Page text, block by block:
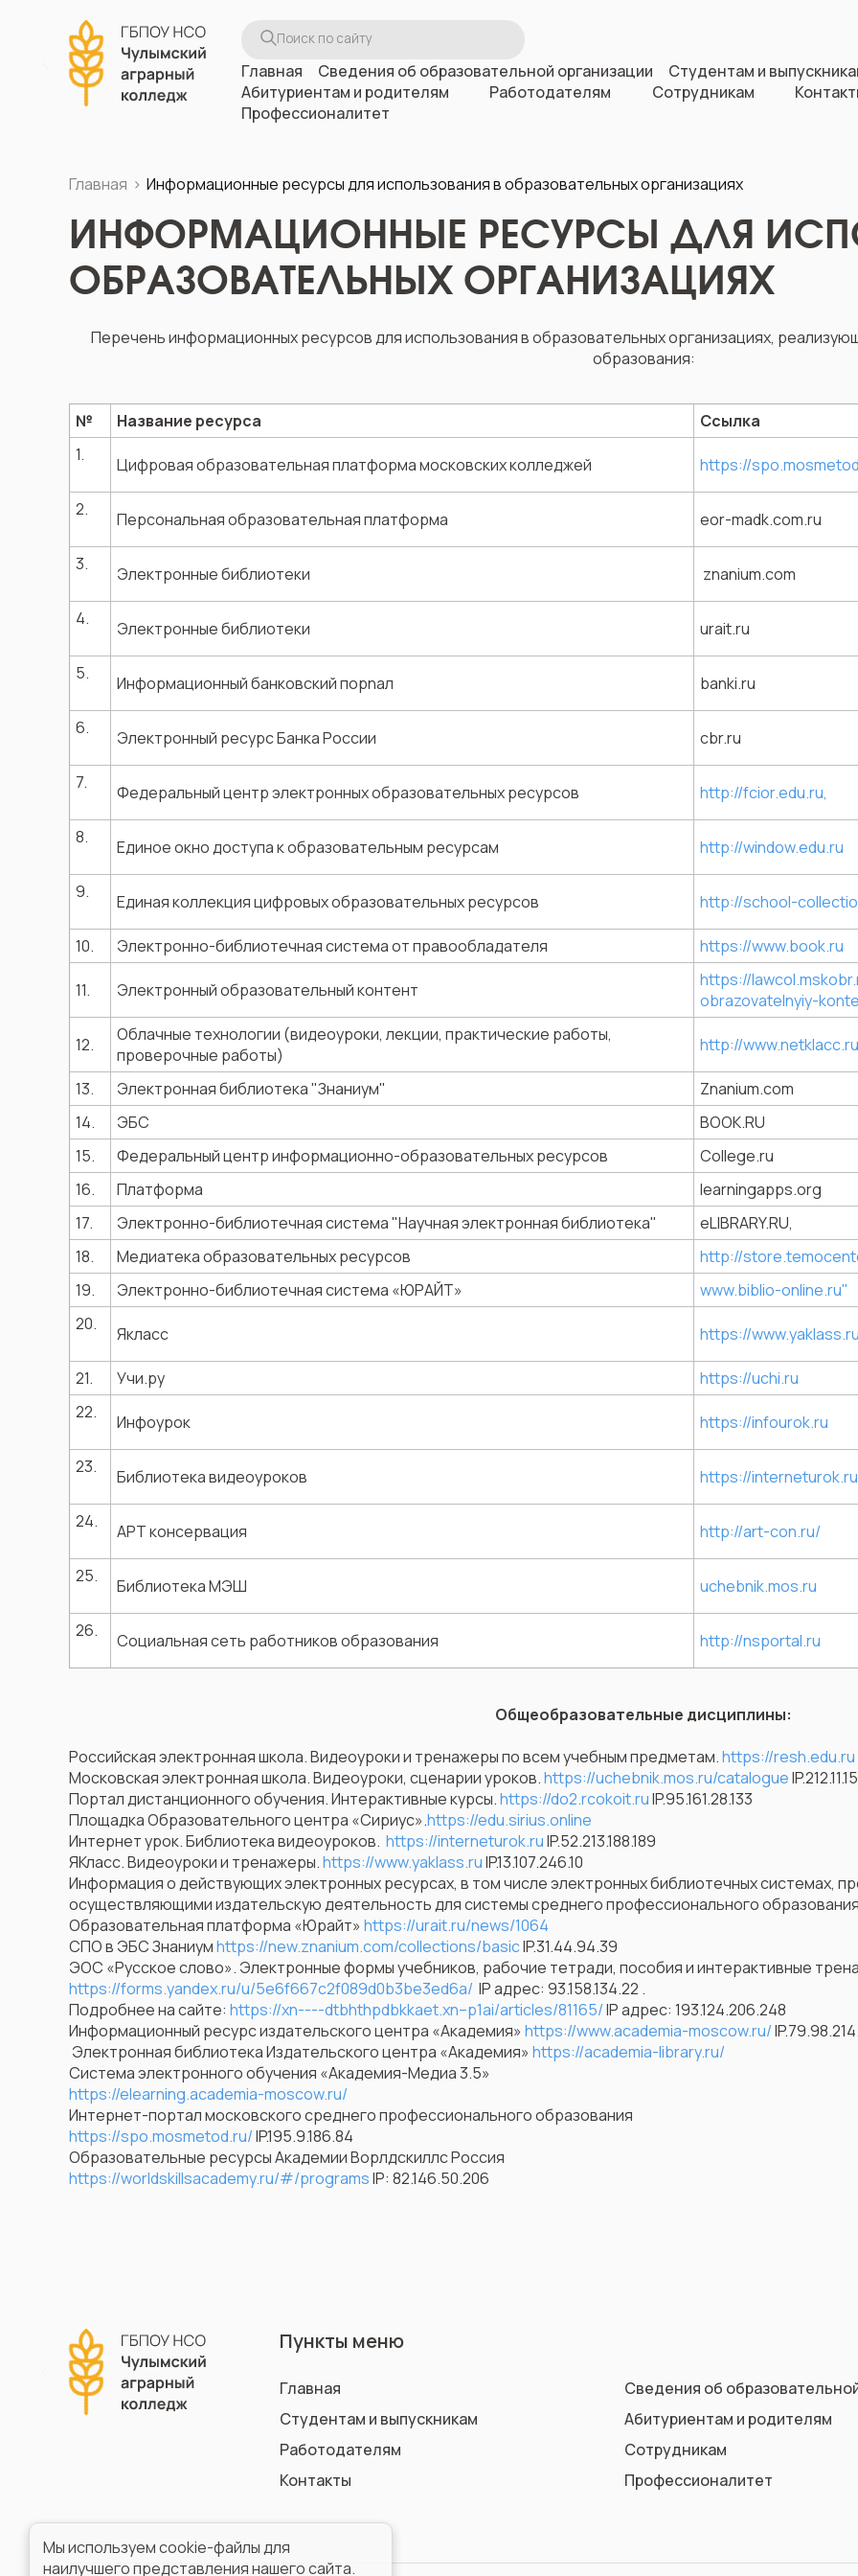
Главная Сведения об образовательной организации
Студентам и
Абитуриентам и родителям
Работодателям Сотрудникам
Профессионалитет
Главная Информационные ресурсы для использования в образовательных организациях
ИНФОРМАЦИОННЫЕ РЕСУРСЫ ДЛЯ
ОБРАЗОВАТЕЛЬНЫХ ОРГАНИЗАЦИЯХ
Перечень информационных ресурсов для использования в образовательных организациях,
образования:
№ Название ресурса
Ссылка
1.
Цифровая образовательная платформа московских колледжей https://
2. Персональная образовательная платформа eor-madk.com.ru
3. Электронные библиотеки znanium.com
4. Электронные библиотеки urait.ru
5. Информационный банковский порnал banki.ru
6. Электронный ресурс Банка России cbr.ru
7. Федеральный центр электронных образовательных ресурсов http://fcior.edu.ru,
8. Единое окно доступа к образовательным ресурсам http://window.edu.ru
9. Единая коллекция цифровых образовательных ресурсов http://school-
10. Электронно-библиотечная система от правообладателя https://www.book.ru
11. Электронный образовательный контент
https://
obrazovatelnyiy-
12.
Облачные технологии (видеоуроки, лекции, практические работы,
проверочные работы)
http://
13. Электронная библиотека "Знаниум"
Znanium.com
14.
ЭБС
BOOK.RU
15.
Федеральный центр информационно-образовательных ресурсов
Сollege.ru
16.
Платформа
learningapps.org
17.
Электронно-библиотечная система "Научная электронная библиотека"
eLIBRARY.RU,
18.
Медиатека образовательных ресурсов
http://
19.
Электронно-библиотечная система «ЮРАЙТ» www.biblio-online.ru"
20.
Якласс https://
21. Учи.ру
https://uchi.ru
22.
Инфоурок https://infourok.ru
23. Библиотека видеоуроков https://
24. АРТ консервация http://art-con.ru/
25. Библиотека МЭШ uchebnik.mos.ru
26. Социальная сеть работников образования http://nsportal.ru
Общеобразовательные дисциплины:
Российская электронная школа. Видеоуроки и тренажеры по всем учебным предметам.https://resh.edu.ru
Московская электронная школа. Видеоуроки, сценарии уроков.https://uchebnik.mos.ru/catalogue
Портал дистанционного обучения. Интерактивные курсы.https://do2.rcokoit.ruIP.95.161.28.133
Площадка Образовательного центра «Сириус».https://edu.sirius.online
Интернет урок. Библиотека видеоуроков. https://interneturok.ruIP.52.213.188.189
ЯКласс. Видеоуроки и тренажеры.https://www.yaklass.ruIP.13.107.246.10
Информация о действующих электронных ресурсах, в том числе электронных библиотечных системах,
осуществляющими издательскую деятельность для системы среднего профессионального
Образовательная платформа «Юрайт» https://urait.ru/news/1064
СПО в ЭБС Знаниумhttps://new.znanium.com/collections/basicIP.31.44.94.39
ЭОС «Русское слово». Электронные формы учебников, рабочие тетради, пособия и интерактивные
https://forms.yandex.ru/u/5e6f667c2f089d0b3be3ed6a/ IP адрес: 93.158.134.22 .
Подробнее на сайте: https://xn----dtbhthpdbkkaet.xn–p1ai/articles/81165/IP адрес: 193.124.206.248
Информационный ресурс издательского центра «Академия» https://www.academia-moscow.ru/
Электронная библиотека Издательского центра «Академия» https://academia-library.ru/
Система электронного обучения «Академия-Медиа 3.5»
https://elearning.academia-moscow.ru/
Интернет-портал московского среднего профессионального образования
https://spo.mosmetod.ru/IP.195.9.186.84
Образовательные ресурсы Академии Ворлдскиллс Россия
https://worldskillsacademy.ru/#/programsIP: 82.146.50.206
Пункты меню
Главная
Сведения об
Студентам и выпускникам
Абитуриентам и родителям
Работодателям
Сотрудникам
Контакты
Профессионалитет
Мы используем cookie-файлы для
наилучшего представления нашего сайта.